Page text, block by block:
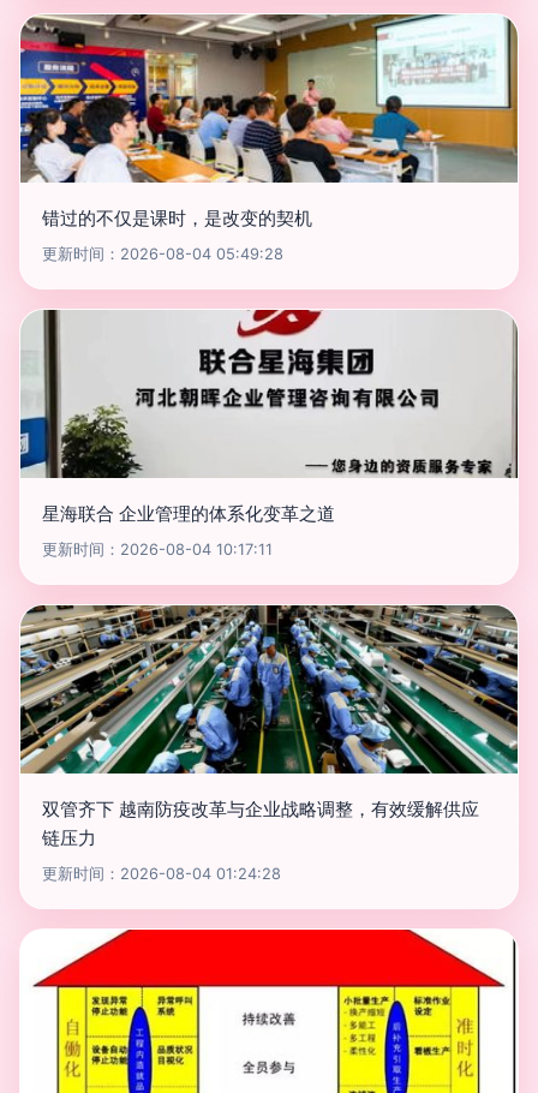
错过的不仅是课时，是改变的契机
更新时间：2026-08-04 05:49:28
星海联合 企业管理的体系化变革之道
更新时间：2026-08-04 10:17:11
双管齐下 越南防疫改革与企业战略调整，有效缓解供应
链压力
更新时间：2026-08-04 01:24:28